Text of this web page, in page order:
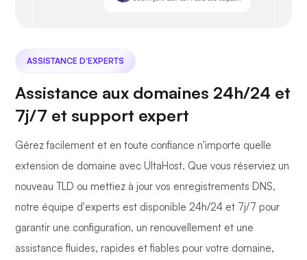
ASSISTANCE D'EXPERTS
Assistance aux domaines 24h/24 et
7j/7 et support expert
Gérez facilement et en toute confiance n'importe quelle
extension de domaine avec UltaHost. Que vous réserviez un
nouveau TLD ou mettiez à jour vos enregistrements DNS,
notre équipe d'experts est disponible 24h/24 et 7j/7 pour
garantir une configuration, un renouvellement et une
assistance fluides, rapides et fiables pour votre domaine,